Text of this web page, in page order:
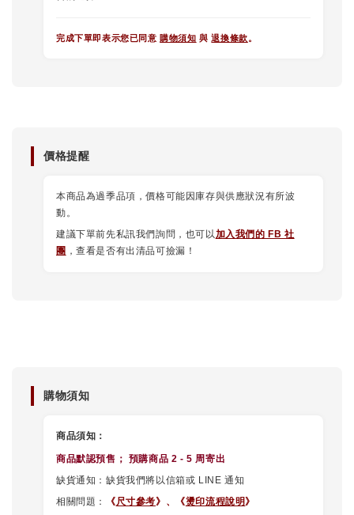
完成下單即表示您已同意 購物須知 與退換條款。
價格提醒
本商品為過季品項，價格可能因庫存與供應狀況有所波
動。
建議下單前先私訊我們詢問，也可以加入我們的 FB 社
團 ，查看是否有出清品可撿漏！
購物須知
商品須知：
商品默認預售 ； 預購商品 2 - 5 周寄出
缺貨通知：缺貨我們將以信箱或 LINE 通知
相關問題：
《尺寸參考》、 《燙印流程說明 》